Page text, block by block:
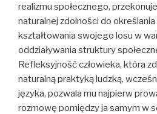
realizmu społecznego,
naturalnej zdolności do
kształtowania swojego losu w
oddziaływania struktury
Refleksyjność człowieka, która
naturalną praktyką ludzką,
języka, pozwala mu najpierw
rozmowę pomiędzy ja samym w